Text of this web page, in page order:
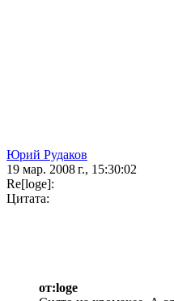
Юрий Рудаков
19 мар. 2008 г., 15:30:02
Re[loge]:
Цитата:
от:loge